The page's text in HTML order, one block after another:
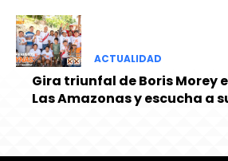
ACTUALIDAD
Gira triunfal de Boris Morey
Las Amazonas y escucha a